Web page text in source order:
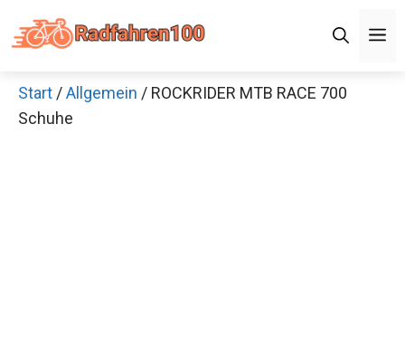
Inhalt
Start /Allgemein / ROCKRIDER MTB RACE 700
Schuhe